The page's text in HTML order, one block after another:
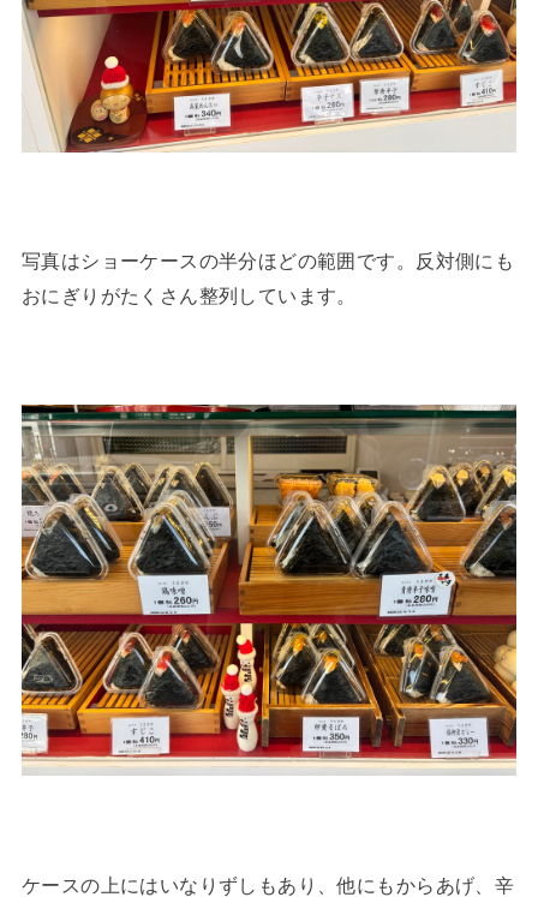
写真はショーケースの半分ほどの範囲です。反対側にも
おにぎりがたくさん整列しています。
ケースの上にはいなりずしもあり、他にもからあげ、辛